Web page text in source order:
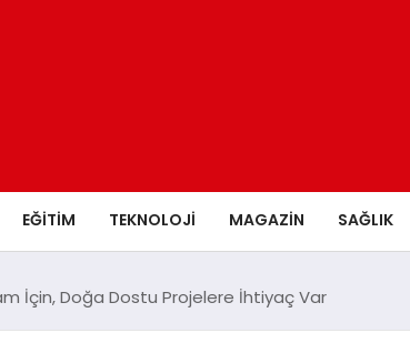
EĞİTİM TEKNOLOJİ MAGAZİN SAĞLIK
İçin, Doğa Dostu Projelere İhtiyaç Var